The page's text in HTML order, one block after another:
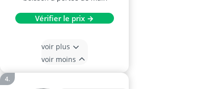
Vérifier le prix →
voir plus
voir moins